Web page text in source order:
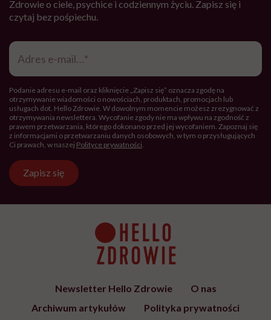
Zdrowie o ciele, psychice i codziennym życiu. Zapisz się i
czytaj bez pośpiechu.
Adres
mail*
Podanie adresu e-mail oraz kliknięcie „Zapisz się” oznacza zgodę na
otrzymywanie wiadomości o nowościach, produktach, promocjach lub
usługach dot. Hello Zdrowie. W dowolnym momencie możesz zrezygnować z
otrzymywania newslettera. Wycofanie zgody nie ma wpływu na zgodność z
prawem przetwarzania, którego dokonano przed jej wycofaniem. Zapoznaj się
z informacjami o przetwarzaniu danych osobowych, w tym o przysługujących
Ci prawach, w naszej Polityce prywatności
Zapisz się
Newsletter Hello Zdrowie
O nas
Archiwum artykułów
Polityka prywatności